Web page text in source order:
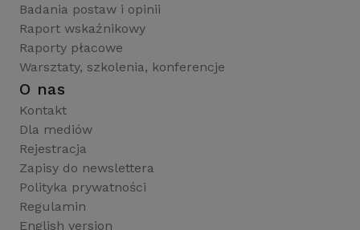
Badania postaw i opinii
Raport wskaźnikowy
Raporty płacowe
Warsztaty, szkolenia, konferencje
O nas
Kontakt
Dla mediów
Rejestracja
Zapisy do newslettera
Polityka prywatności
Regulamin
English version